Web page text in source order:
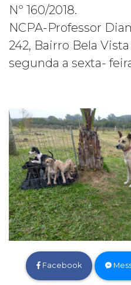
Nº 160/2018.
NCPA-Professor
242, Bairro Bela
segunda a sexta-
Facebook